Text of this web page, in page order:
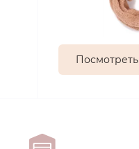
Посмотреть